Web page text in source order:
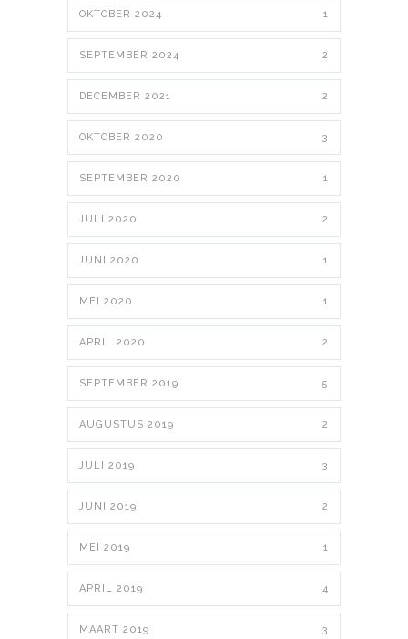
OKTOBER 2024 1
SEPTEMBER 2024 2
DECEMBER 2021 2
OKTOBER 2020 3
SEPTEMBER 2020 1
JULI 2020 2
JUNI 2020 1
MEI 2020 1
APRIL 2020 2
SEPTEMBER 2019 5
AUGUSTUS 2019 2
JULI 2019 3
JUNI 2019 2
MEI 2019 1
APRIL 2019 4
MAART 2019 3